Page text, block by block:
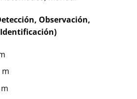
Observación,
m